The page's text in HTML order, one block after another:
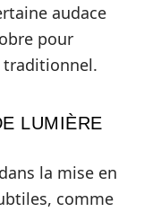
audace
pour
traditionnel.
LUMIÈRE
la mise en
comme